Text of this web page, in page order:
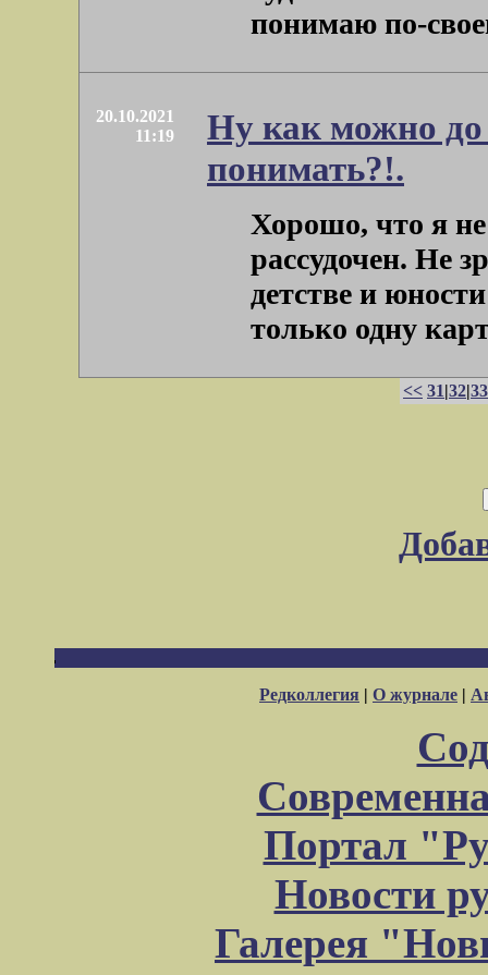
понимаю по-
20.10.2021
11:19
Ну как можно до
понимать?!.
Хорошо, что я
рассудочен. Не
детстве и
только одну
<< 31|32|33
Редколлегия | О журнале |
Портал
Новости
Галерея